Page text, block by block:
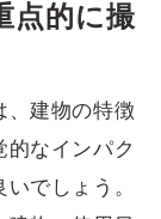
点的に撮
、建物の特徴
的なインパク
でしょう。